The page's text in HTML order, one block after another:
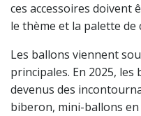
ces accessoires doivent
le thème et la palette de
Les ballons viennent
principales. En 2025,
devenus des
biberon, mini-ballons